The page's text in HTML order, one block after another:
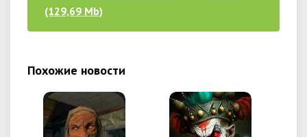
(129,69 Mb)
Похожие новости